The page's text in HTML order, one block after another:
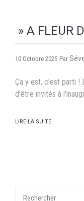
» A FLEUR
10 Octobre 2025 Par
Ça y est, c’est parti !
d’être invités à
LIRE LA SUITE